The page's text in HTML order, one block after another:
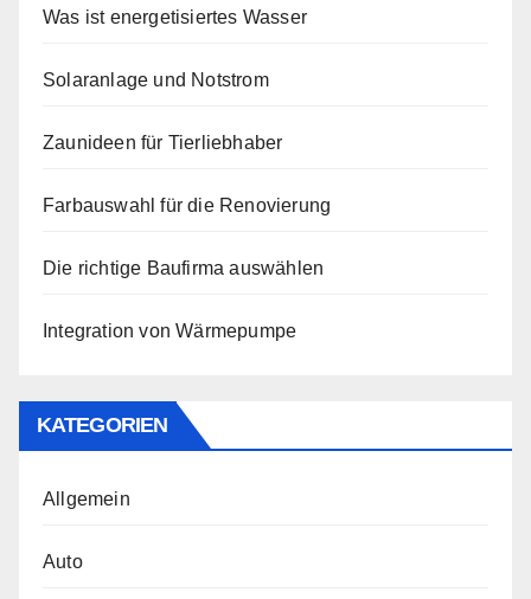
Was ist energetisiertes Wasser
Solaranlage und Notstrom
Zaunideen für Tierliebhaber
Farbauswahl für die Renovierung
Die richtige Baufirma auswählen
Integration von Wärmepumpe
KATEGORIEN
Allgemein
Auto